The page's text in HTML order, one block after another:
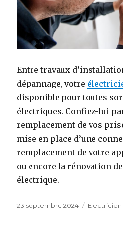
Entre travaux
dépannage, votre
disponible pour toutes
électriques. Confiez-lui
remplacement de vos
mise en place d’une
remplacement de votre
ou encore la rénovation
électrique.
Publié
23 septembre 2024 Catégories
Electricien